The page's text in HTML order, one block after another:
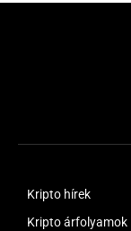
Kripto hírek
Kripto árfolyamok